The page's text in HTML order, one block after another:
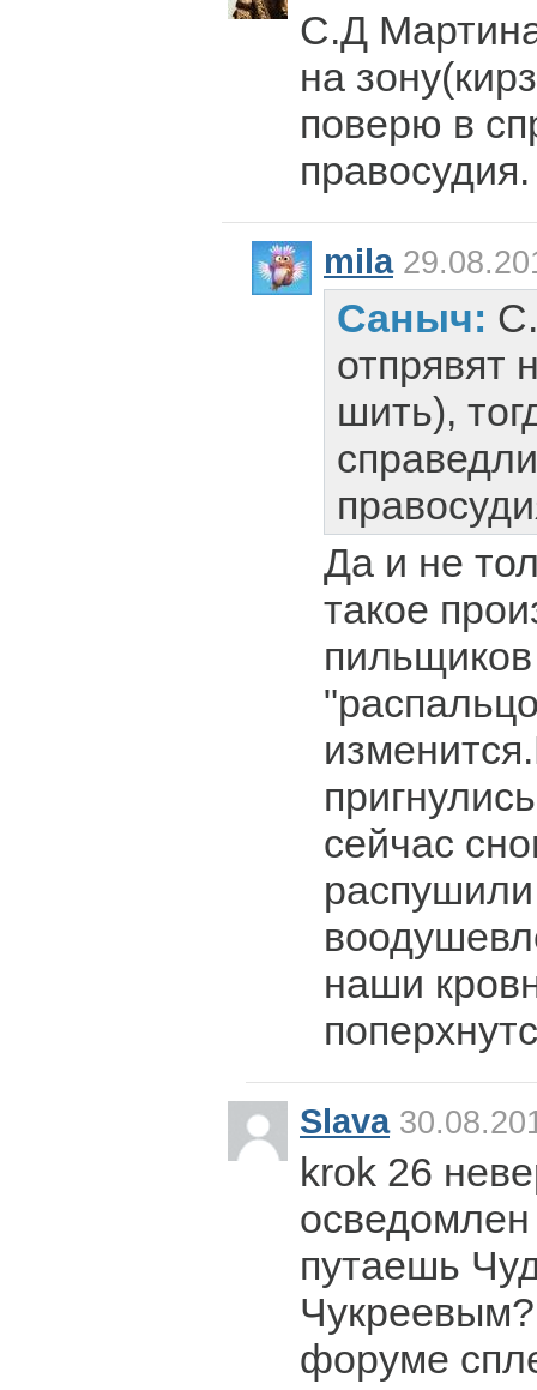
С.Д Мартина
на
поверю в
правосудия.
mila
Саныч:
отпрявят
шить),
Да и не
такое
сейчас
наши
Slava
krok 26
путаешь
форуме